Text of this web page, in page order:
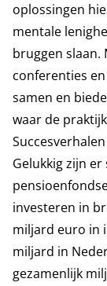
oplossingen
mentale
bruggen slaan.
conferenties
samen en
waar de
Succesverhalen
Gelukkig zijn
investeren in
miljard euro in
miljard in
gezamenlijk